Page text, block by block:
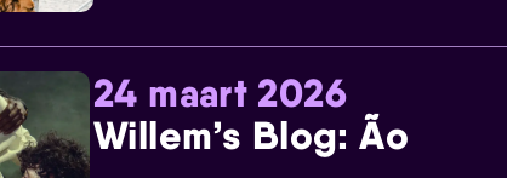
24 maart 2026
Willem’s Blog: Ão